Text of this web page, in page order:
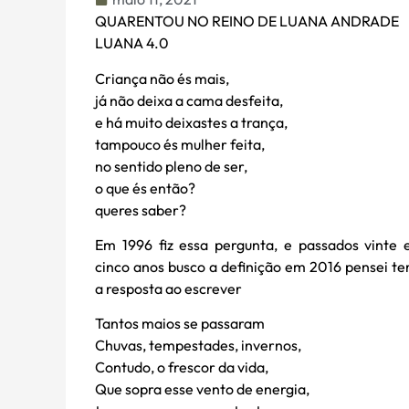
QUARENTOU NO REINO DE LUANA ANDRADE
LUANA 4.0
Criança não és mais,
já não deixa a cama desfeita,
e há muito deixastes a trança,
tampouco és mulher feita,
no sentido pleno de ser,
o que és então?
queres saber?
Em 1996 fiz essa pergunta, e passados vinte
cinco anos busco a definição em 2016 pensei
a resposta ao escrever
Tantos maios se passaram
Chuvas, tempestades, invernos,
Contudo, o frescor da vida,
Que sopra esse vento de energia,